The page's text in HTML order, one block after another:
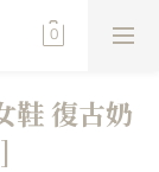
鞋 復古奶